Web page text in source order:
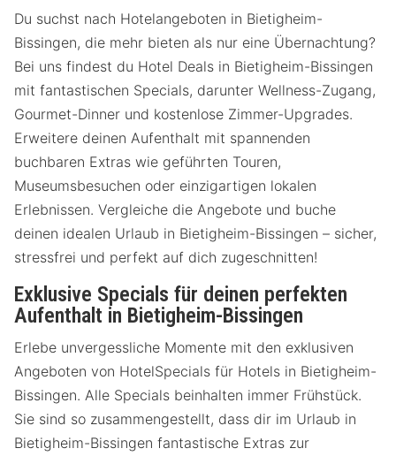
Du suchst nach Hotelangeboten in Bietigheim-
Bissingen, die mehr bieten als nur eine Übernachtung?
Bei uns findest du Hotel Deals in Bietigheim-Bissingen
mit fantastischen Specials, darunter Wellness-Zugang,
Gourmet-Dinner und kostenlose Zimmer-Upgrades.
Erweitere deinen Aufenthalt mit spannenden
buchbaren Extras wie geführten Touren,
Museumsbesuchen oder einzigartigen lokalen
Erlebnissen. Vergleiche die Angebote und buche
deinen idealen Urlaub in Bietigheim-Bissingen – sicher,
stressfrei und perfekt auf dich zugeschnitten!
Exklusive Specials für deinen perfekten
Aufenthalt in Bietigheim-Bissingen
Erlebe unvergessliche Momente mit den exklusiven
Angeboten von HotelSpecials für Hotels in Bietigheim-
Bissingen. Alle Specials beinhalten immer Frühstück.
Sie sind so zusammengestellt, dass dir im Urlaub in
Bietigheim-Bissingen fantastische Extras zur